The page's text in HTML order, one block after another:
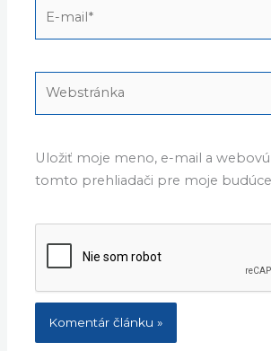
Uložiť moje meno, e-mail a
tomto prehliadači pre moje